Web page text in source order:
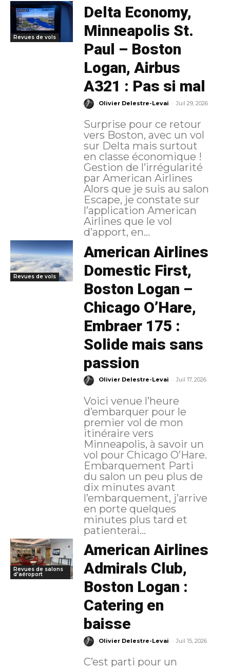
Revues de vols
Delta Economy,
Minneapolis St.
Paul – Boston
Logan, Airbus
A321 : Pas si mal
Olivier Delestre-Levai - Juil 29, 2026
Surprise pour ce retour
vers Boston, avec un vol
sur Delta mais surtout
en classe économique !
Gestion de l’irrégularité
par American Airlines
Alors que je suis au salon
Escape, je constate sur
l’application American
Airlines que le vol
d’apport, en...
Revues de vols
American Airlines
Domestic First,
Boston Logan –
Chicago O’Hare,
Embraer 175 :
Solide mais sans
passion
Olivier Delestre-Levai - Juil 17, 2026
Voici venue l’heure
d’embarquer pour le
premier vol de mon
itinéraire vers
Minneapolis, à savoir un
vol pour Chicago O’Hare.
Embarquement Parti
du salon un peu plus de
dix minutes avant
l’embarquement, j’arrive
en porte quelques
minutes plus tard et
patienterai...
Revues de salons
d'aéroport
American Airlines
Admirals Club,
Boston Logan :
Catering en
baisse
Olivier Delestre-Levai - Juil 15, 2026
C’est parti pour un